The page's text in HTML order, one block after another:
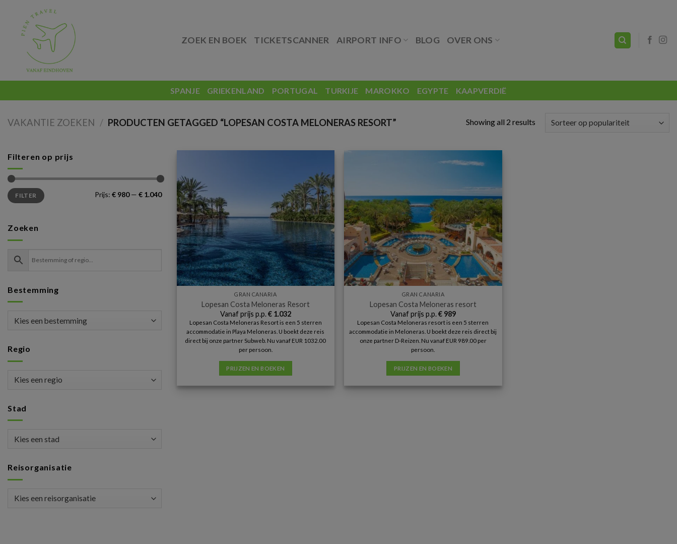
content
ZOEK EN BOEK TICKETSCANNER AIRPORT INFO BLOG OVER ONS
SPANJE GRIEKENLAND PORTUGAL TURKIJE MAROKKO EGYPTE KAAPVERDIË
VAKANTIE ZOEKEN / PRODUCTEN GETAGGED “LOPESAN COSTA MELONERAS RESORT” Showing all 2 results
Filteren op prijs
Min.
prijs
Max.
prijsFILTER Prijs: € 980— € 1.040
Zoeken
Bestemming
Regio
Stad
Reisorganisatie
GRAN CANARIA
Lopesan Costa Meloneras Resort
Vanaf prijs p.p.€1.032
Lopesan Costa Meloneras Resort is een 5 sterren
accommodatie in Playa Meloneras. U boekt deze reis
direct bij onze partner Subweb. Nu vanaf EUR 1032.00
per persoon.
PRIJZEN EN BOEKEN
GRAN CANARIA
Lopesan Costa Meloneras resort
Vanaf prijs p.p.€989
Lopesan Costa Meloneras resort is een 5 sterren
accommodatie in Meloneras. U boekt deze reis direct bij
onze partner D-Reizen. Nu vanaf EUR 989.00 per
persoon.
PRIJZEN EN BOEKEN